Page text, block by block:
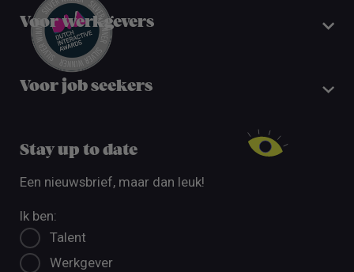
Voor werkgevers
Voor job seekers
Stay up to date
Een nieuwsbrief, maar dan leuk!
Ik ben:
Talent
Werkgever